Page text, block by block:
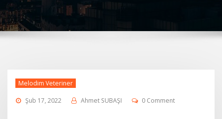
Melodim Veteriner
Şub 17, 2022 Ahmet SUBAŞI 0 Comment